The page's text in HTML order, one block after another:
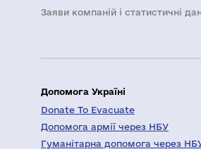
Заяви компаній i статистичні
Допомога Україні
Donate To Evacuate
Допомога армії через НБУ
Гуманітарна допомога через